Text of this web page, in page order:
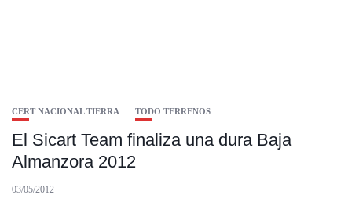
CERT NACIONAL TIERRA TODO TERRENOS
El Sicart Team finaliza una dura Baja
Almanzora 2012
03/05/2012